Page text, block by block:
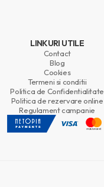
LINKURI UTILE
Contact
Blog
Cookies
Termeni si conditii
Politica de Confidentialitate
Politica de rezervare online
Regulament campanie